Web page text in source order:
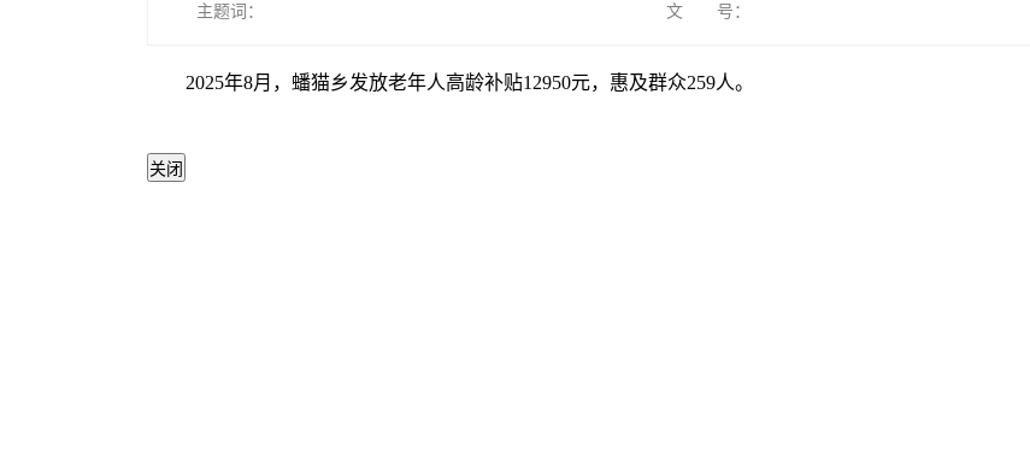
主题词： 文 号：
2025年8月，蟠猫乡发放老年人高龄补贴12950元，惠及群众259人。